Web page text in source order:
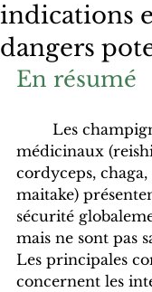
indications
dangers
En résumé
médicinaux
cordyceps, chaga,
maitake)
sécurité
mais ne sont pas
Les principales
concernent les